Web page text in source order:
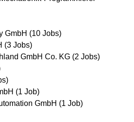
GmbH (10 Jobs)
(3 Jobs)
GmbH Co. KG (2 Jobs)
(1 Job)
GmbH (1 Job)